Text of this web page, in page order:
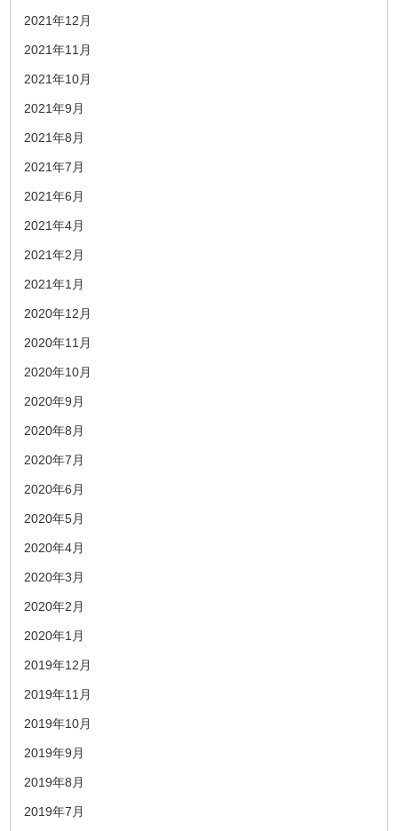
2021年12月
2021年11月
2021年10月
2021年9月
2021年8月
2021年7月
2021年6月
2021年4月
2021年2月
2021年1月
2020年12月
2020年11月
2020年10月
2020年9月
2020年8月
2020年7月
2020年6月
2020年5月
2020年4月
2020年3月
2020年2月
2020年1月
2019年12月
2019年11月
2019年10月
2019年9月
2019年8月
2019年7月